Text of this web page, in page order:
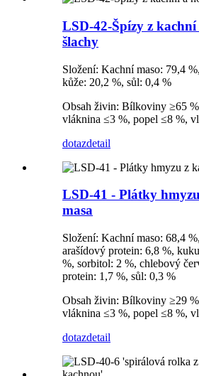
LSD-42-Špízy z kachní
šlachy
Složení: Kachní maso: 79,4
kůže: 20,2 %, sůl: 0,4 %
Obsah živin: Bílkoviny ≥65
vláknina ≤3 %, popel ≤8 %,
dotazdetail
LSD-41 - Plátky
masa
Složení: Kachní maso: 68,4
arašídový protein: 6,8 %,
%, sorbitol: 2 %, chlebový
protein: 1,7 %, sůl: 0,3 %
Obsah živin: Bílkoviny ≥29
vláknina ≤3 %, popel ≤8 %,
dotazdetail